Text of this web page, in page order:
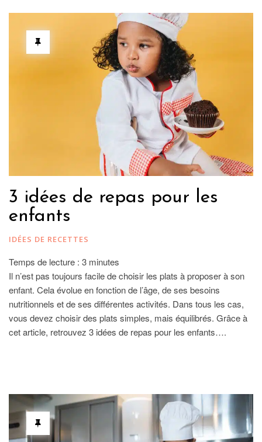
3 idées de repas pour les
enfants
IDÉES DE RECETTES
Temps de lecture : 3 minutes
Il n’est pas toujours facile de choisir les plats à proposer à son
enfant. Cela évolue en fonction de l’âge, de ses besoins
nutritionnels et de ses différentes activités. Dans tous les cas,
vous devez choisir des plats simples, mais équilibrés. Grâce à
cet article, retrouvez 3 idées de repas pour les enfants….